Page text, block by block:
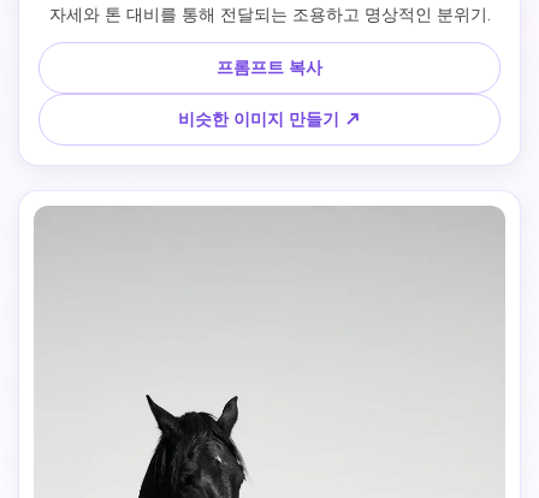
자세와 톤 대비를 통해 전달되는 조용하고 명상적인 분위기.
프롬프트 복사
비슷한 이미지 만들기 ↗